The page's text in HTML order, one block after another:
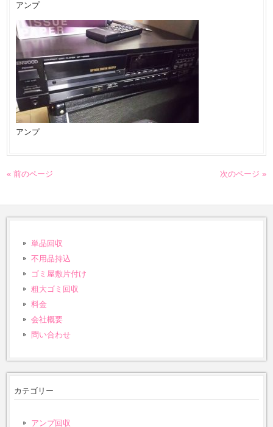
アンプ
アンプ
« 前のページ 次のページ »
単品回収
不用品持込
ゴミ屋敷片付け
粗大ゴミ回収
料金
会社概要
問い合わせ
カテゴリー
アンプ回収